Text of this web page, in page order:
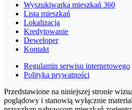
Wyszukiwarka mieszkań 360
Lista mieszkań
Lokalizacja
Kredytowanie
Deweloper
Kontakt
Regulamin serwisu internetowego
Polityka prywatności
Przedstawione na niniejszej stronie
poglądowy i stanowią wyłącznie